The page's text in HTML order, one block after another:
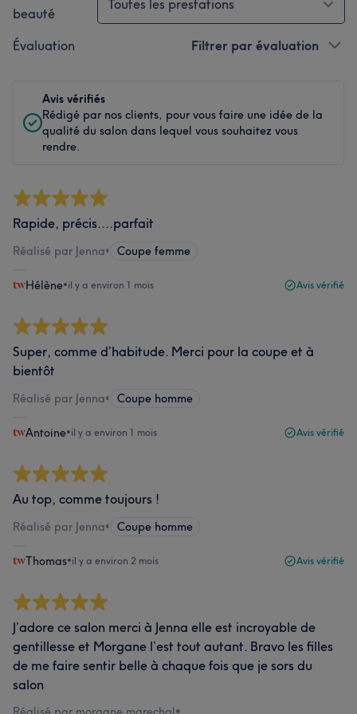
beauté
Toutes les prestations
Évaluation Filtrer par évaluation
Avis vérifiés
Rédigé par nos clients, pour vous faire une idée de la
qualité du salon dans lequel vous souhaitez vous
rendre.
Rapide, précis....parfait
Réalisé par Jenna• Coupe femme
Hélène•il y a environ 1 mois Avis vérifié
Super, comme d’habitude. Merci pour la coupe et à
bientôt
Réalisé par Jenna• Coupe homme
Antoine•il y a environ 1 mois Avis vérifié
Au top, comme toujours !
Réalisé par Jenna• Coupe homme
Thomas•il y a environ 2 mois Avis vérifié
J’adore ce salon merci à Jenna elle est incroyable de
gentillesse et Morgane l’est tout autant. Bravo les filles
de me faire sentir belle à chaque fois que je sors du
salon